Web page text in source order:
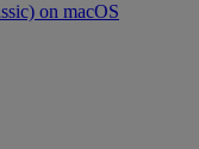
on macOS